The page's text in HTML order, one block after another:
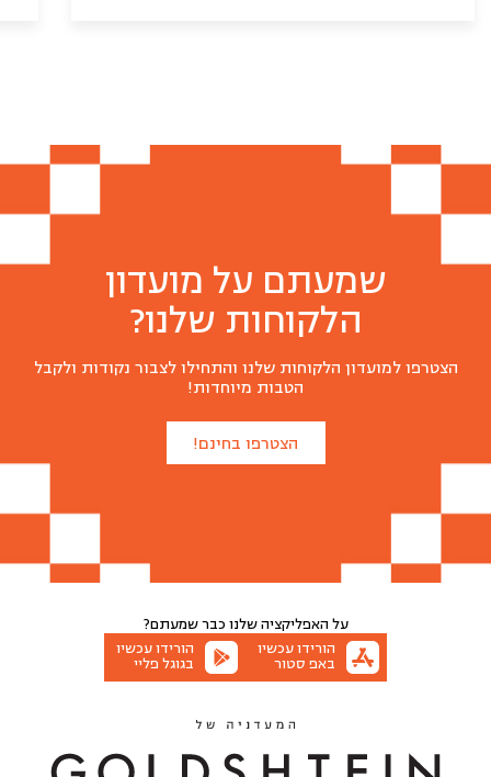
לביבות ללא גלוטן
כמה לארוז לכם?
10 יח
שמעתם על מועדון
הלקוחות שלנו?
הצטרפו למועדון הלקוחות שלנו והתחילו לצבור נקודות ולקבל
הטבות מיוחדות!
הצטרפו בחינם!
על האפליקציה שלנו כבר שמעתם?
הורידו עכשיו
באפ סטור
הורידו עכשיו
בגוגל פליי